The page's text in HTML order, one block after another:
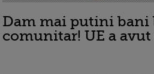
Dam mai putini bani
comunitar! UE a